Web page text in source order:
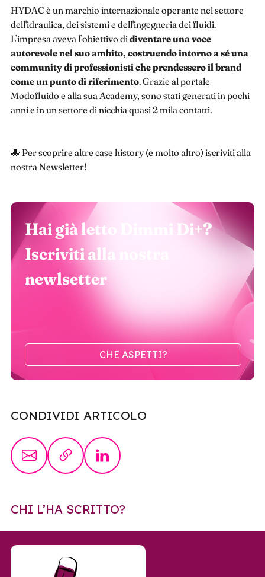
HYDAC è un marchio internazionale operante nel settore
dell'idraulica, dei sistemi e dell'ingegneria dei fluidi.
L’impresa aveva l’obiettivo didiventare una voce
autorevole nel suo ambito, costruendo intorno a sé una
community di professionisti che prendessero il brand
come un punto di riferimento. Grazie al portale
Modofluido e alla sua Academy, sono stati generati in pochi
anni e in un settore di nicchia quasi 2 mila contatti.
🐙 Per scoprire altre case history (e molto altro) iscriviti alla
nostra Newsletter!
Hai già letto Dimmi Di+?
Iscriviti alla nostra
newlsetter
CHE ASPETTI?
CONDIVIDI ARTICOLO
CHI L’HA SCRITTO?